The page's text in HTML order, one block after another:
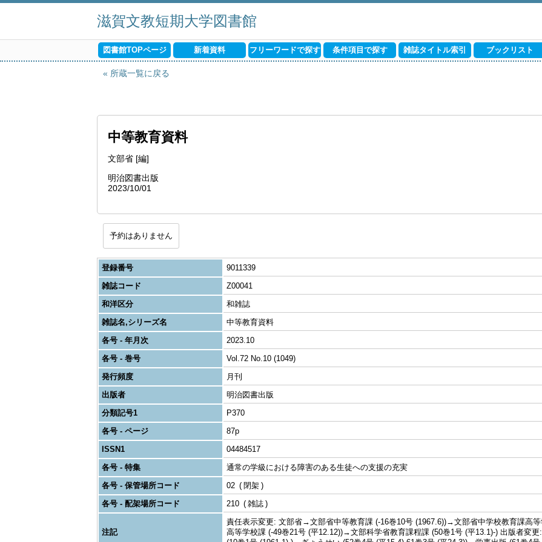
滋賀文教短期大学図書館
図書館TOPページ 新着資料 フリーワードで探す 条件項目で探す 雑誌タイトル索引 ブックリスト
所蔵一覧に戻る
中等教育資料
文部省 [編]
明治図書出版
2023/10/01
予約はありません
登録番号
9011339
雑誌コード
Z00041
和洋区分
和雑誌
雑誌名,シリーズ名
中等教育資料
各号 - 年月次
2023.10
各号 - 巻号
Vol.72 No.10 (1049)
発行頻度
月刊
出版者
明治図書出版
分類記号1
P370
各号 - ページ
87p
ISSN1
04484517
各号 - 特集
通常の学級における障害のある生徒への支援の充実
各号 - 保管場所コード
02
閉架
各号 - 配架場所コード
210 雑誌
注記
責任表示変更: 文部省→文部省中等教育課 (-16巻10号 (1967.6))→文部省中学校教育課高
高等学校課 (-49巻21号 (平12.12))→文部科学省教育課程課 (50巻1号 (平13.1)-) 出版者変